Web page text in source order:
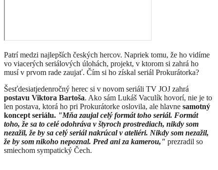
Patrí medzi najlepších českých hercov. Napriek tomu, že ho vidíme
vo viacerých seriálových úlohách, projekt, v ktorom si zahrá ho
musí v prvom rade zaujať. Čím si ho získal seriál Prokurátorka?
Šesťdesiatjedenročný herec si v novom seriáli TV JOJ zahrá
postavu Viktora Bartoša. Ako sám Lukáš Vaculík hovorí, nie je to
len postava, ktorá ho pri Prokurátorke oslovila, ale hlavne samotný
koncept seriálu. "Mňa zaujal celý formát toho seriál. Formát
toho, že sa to celé odohráva v štyroch prostrediach, nikdy som
nezažil, že by sa celý seriál nakrúcal v ateliéri. Nikdy som nezažil,
že by som nikoho nepoznal. Pred ani za kamerou," prezradil so
smiechom sympatický Čech.